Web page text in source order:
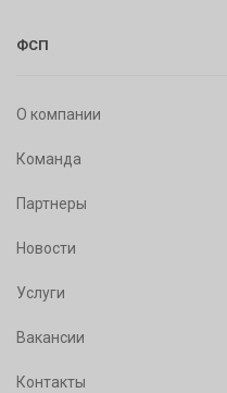
ФСП
О компании
Команда
Партнеры
Новости
Услуги
Вакансии
Контакты